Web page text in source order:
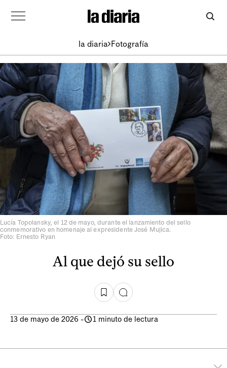
la diaria Fotografía
Lucía Topolansky, el 12 de mayo, durante el lanzamiento del sello
conmemorativo en homenaje al expresidente José Mujica.
Foto: Ernesto Ryan
Al que dejó su sello
13 de mayo de 2026 - 1 minuto de lectura